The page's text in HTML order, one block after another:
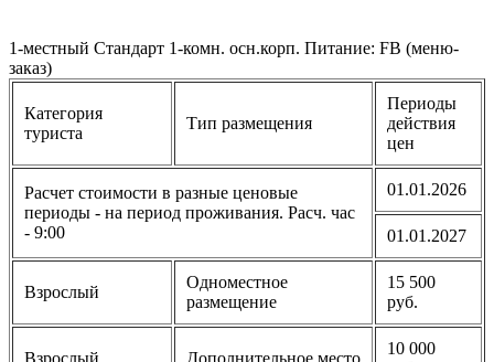
1-местный Стандарт 1-комн. осн.корп. Питание: FB (меню-
заказ)
Категория
туриста
Тип размещения
Периоды
действия
цен
Расчет стоимости в разные ценовые
периоды - на период проживания. Расч. час
- 9:00
01.01.2026
01.01.2027
Взрослый
Одноместное
размещение
15 500
руб.
10 000